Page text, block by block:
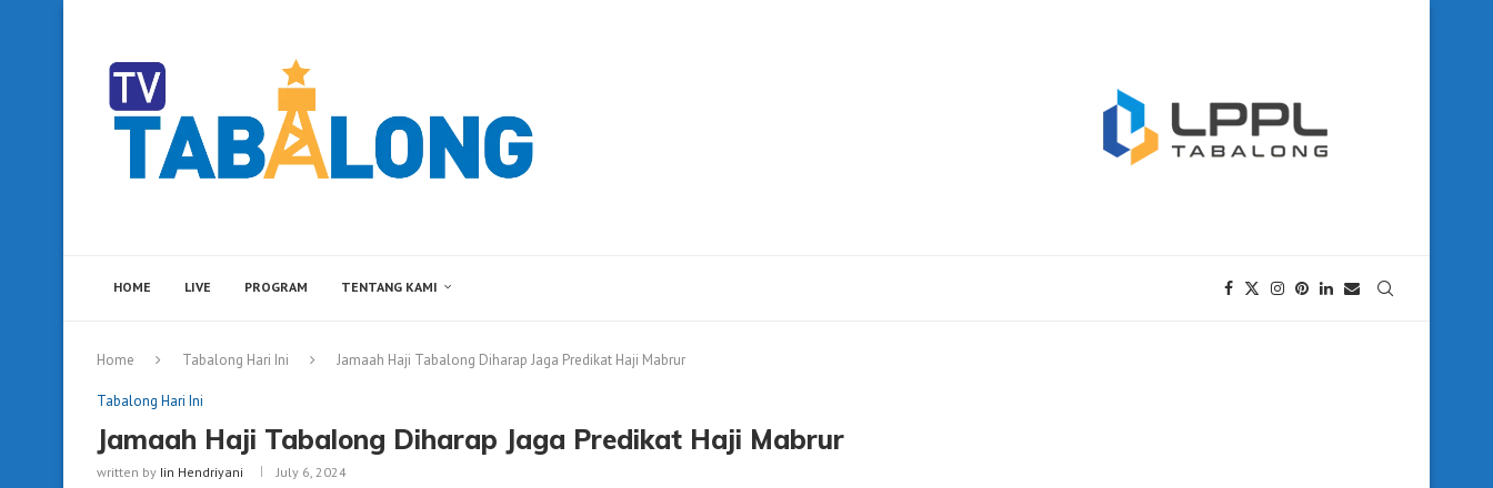
HOME LIVE PROGRAM TENTANG KAMI
Home Tabalong Hari Ini Jamaah Haji Tabalong Diharap Jaga Predikat Haji Mabrur
Tabalong Hari Ini
Jamaah Haji Tabalong Diharap Jaga Predikat Haji Mabrur
written by Iin Hendriyani July 6, 2024